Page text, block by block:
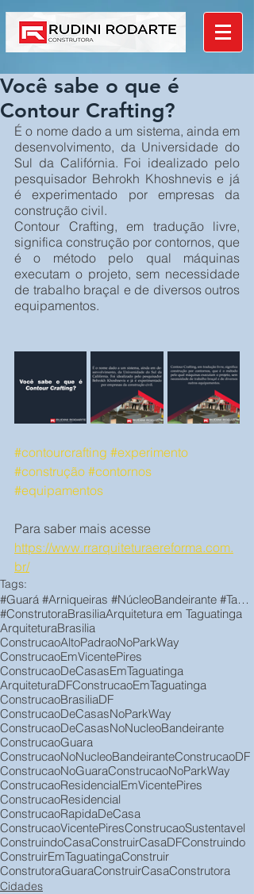
Você sabe o que é
Contour Crafting?
É o nome dado a um sistema, ainda em
desenvolvimento, da Universidade do
Sul da Califórnia. Foi idealizado pelo
pesquisador Behrokh Khoshnevis e já
é experimentado por empresas da
construção civil.
Contour Crafting, em tradução livre,
significa construção por contornos, que
é o método pelo qual máquinas
executam o projeto, sem necessidade
de trabalho braçal e de diversos outros
equipamentos.
#contourcrafting #experimento
#construção #contornos
#equipamentos
Para saber mais acesse
https://www.rrarquiteturaereforma.com.
br/
Tags:
#Guará #Arniqueiras #NúcleoBandeirante #Taguatinga #VicentePires #ParkWay #JardimBotânico
#ConstrutoraBrasiliaArquitetura em Taguatinga
ArquiteturaBrasilia
ConstrucaoAltoPadraoNoParkWay
ConstrucaoEmVicentePires
ConstrucaoDeCasasEmTaguatinga
ArquiteturaDFConstrucaoEmTaguatinga
ConstrucaoBrasiliaDF
ConstrucaoDeCasasNoParkWay
ConstrucaoDeCasasNoNucleoBandeirante
ConstrucaoGuara
ConstrucaoNoNucleoBandeiranteConstrucaoDF
ConstrucaoNoGuaraConstrucaoNoParkWay
ConstrucaoResidencialEmVicentePires
ConstrucaoResidencial
ConstrucaoRapidaDeCasa
ConstrucaoVicentePiresConstrucaoSustentavel
ConstruindoCasaConstruirCasaDFConstruindo
ConstruirEmTaguatingaConstruir
ConstrutoraGuaraConstruirCasaConstrutora
Cidades